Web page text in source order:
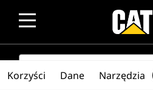
SEARCH
Korzyści Dane Narzędzia